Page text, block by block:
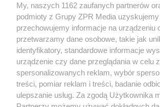
Żaden utwór zamieszczony w serwisie nie może być
rozpowszechniany lub dalej rozpowszechniany w
tym także elektroniczny lub mechaniczny) na
eksploatacji w jakiejkolwiek formie, włącznie z
Internecie bez pisemnej zgody właściciela praw.
wykorzystanie utworów w całości lub w części z
tzn. bez właściwej zgody, jest zabronione pod
ścigane prawnie.
My, naszych 1162 zaufanych partnerów
podmioty z Grupy ZPR Media
przechowujemy informacje na urządzeniu
przetwarzamy dane osobowe, takie jak
identyfikatory, standardowe informacje
urządzenie czy dane przeglądania w celu
spersonalizowanych reklam, wybór
treści, pomiar reklam i treści, badanie
ulepszanie usług. Za zgodą Użytkownika